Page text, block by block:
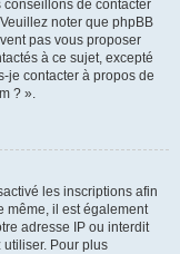
conseillons de contacter
noter que phpBB
pas vous proposer
à ce sujet, excepté
je contacter à propos de
? ».
les inscriptions afin
même, il est également
adresse IP ou interdit
utiliser. Pour plus